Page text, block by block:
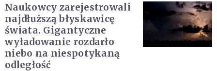
Naukowcy zarejestrowali
najdłuższą błyskawicę
świata. Gigantyczne
wyładowanie rozdarło
niebo na niespotykaną
odległość